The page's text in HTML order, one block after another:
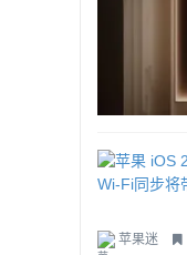
苹果迷